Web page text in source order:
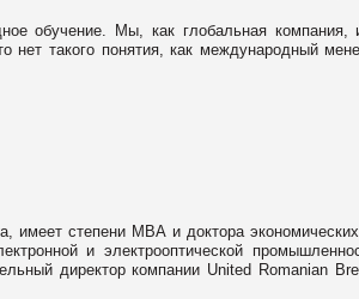
обучение. Мы, как глобальная компания,
такого понятия, как международный
имеет степени МВА и доктора экономических
и электрооптической
директор компании United Romanian